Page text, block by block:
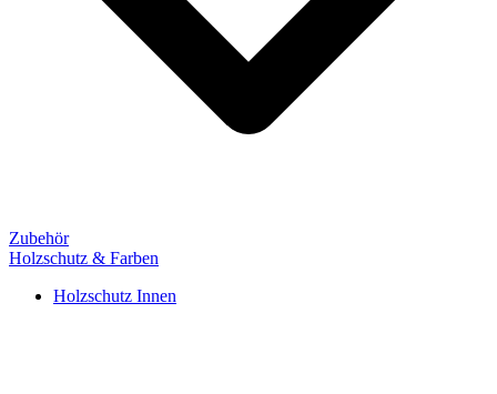
Zubehör
Holzschutz & Farben
Holzschutz Innen